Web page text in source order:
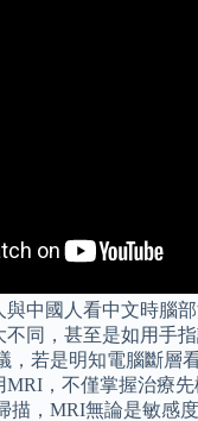
中國人看中文時腦
不同，甚至是如用手
，若是明知電腦斷層
MRI，不僅掌握治療
描，MRI無論是敏感